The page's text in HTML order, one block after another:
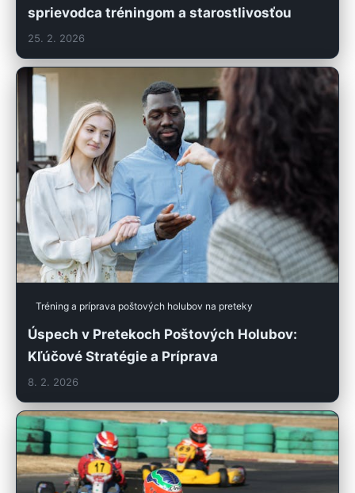
sprievodca tréningom a starostlivosťou
25. 2. 2026
Tréning a príprava poštových holubov na preteky
Úspech v Pretekoch Poštových Holubov:
Kľúčové Stratégie a Príprava
8. 2. 2026